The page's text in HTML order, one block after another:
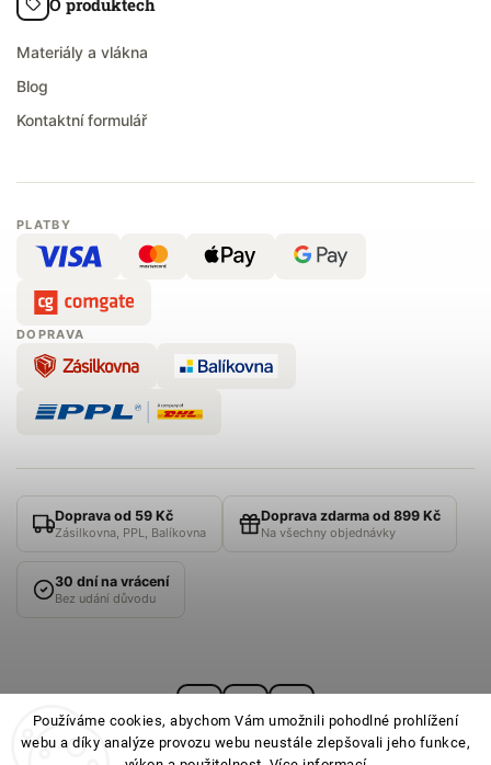
Používáme cookies, abychom Vám umožnili pohodlné prohlížení
webu a díky analýze provozu webu neustále zlepšovali jeho funkce,
Materiály a vlákna
Blog
Kontaktní formulář
PLATBY
DOPRAVA
Doprava od 59 Kč
Zásilkovna, PPL, Balíkovna
Doprava zdarma od 899 Kč
Na všechny objednávky
30 dní na vrácení
Bez udání důvodu